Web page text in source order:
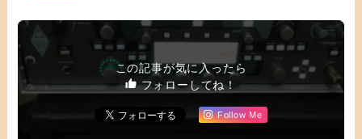
この記事が気に入ったら
フォローしてね！
Follow Me